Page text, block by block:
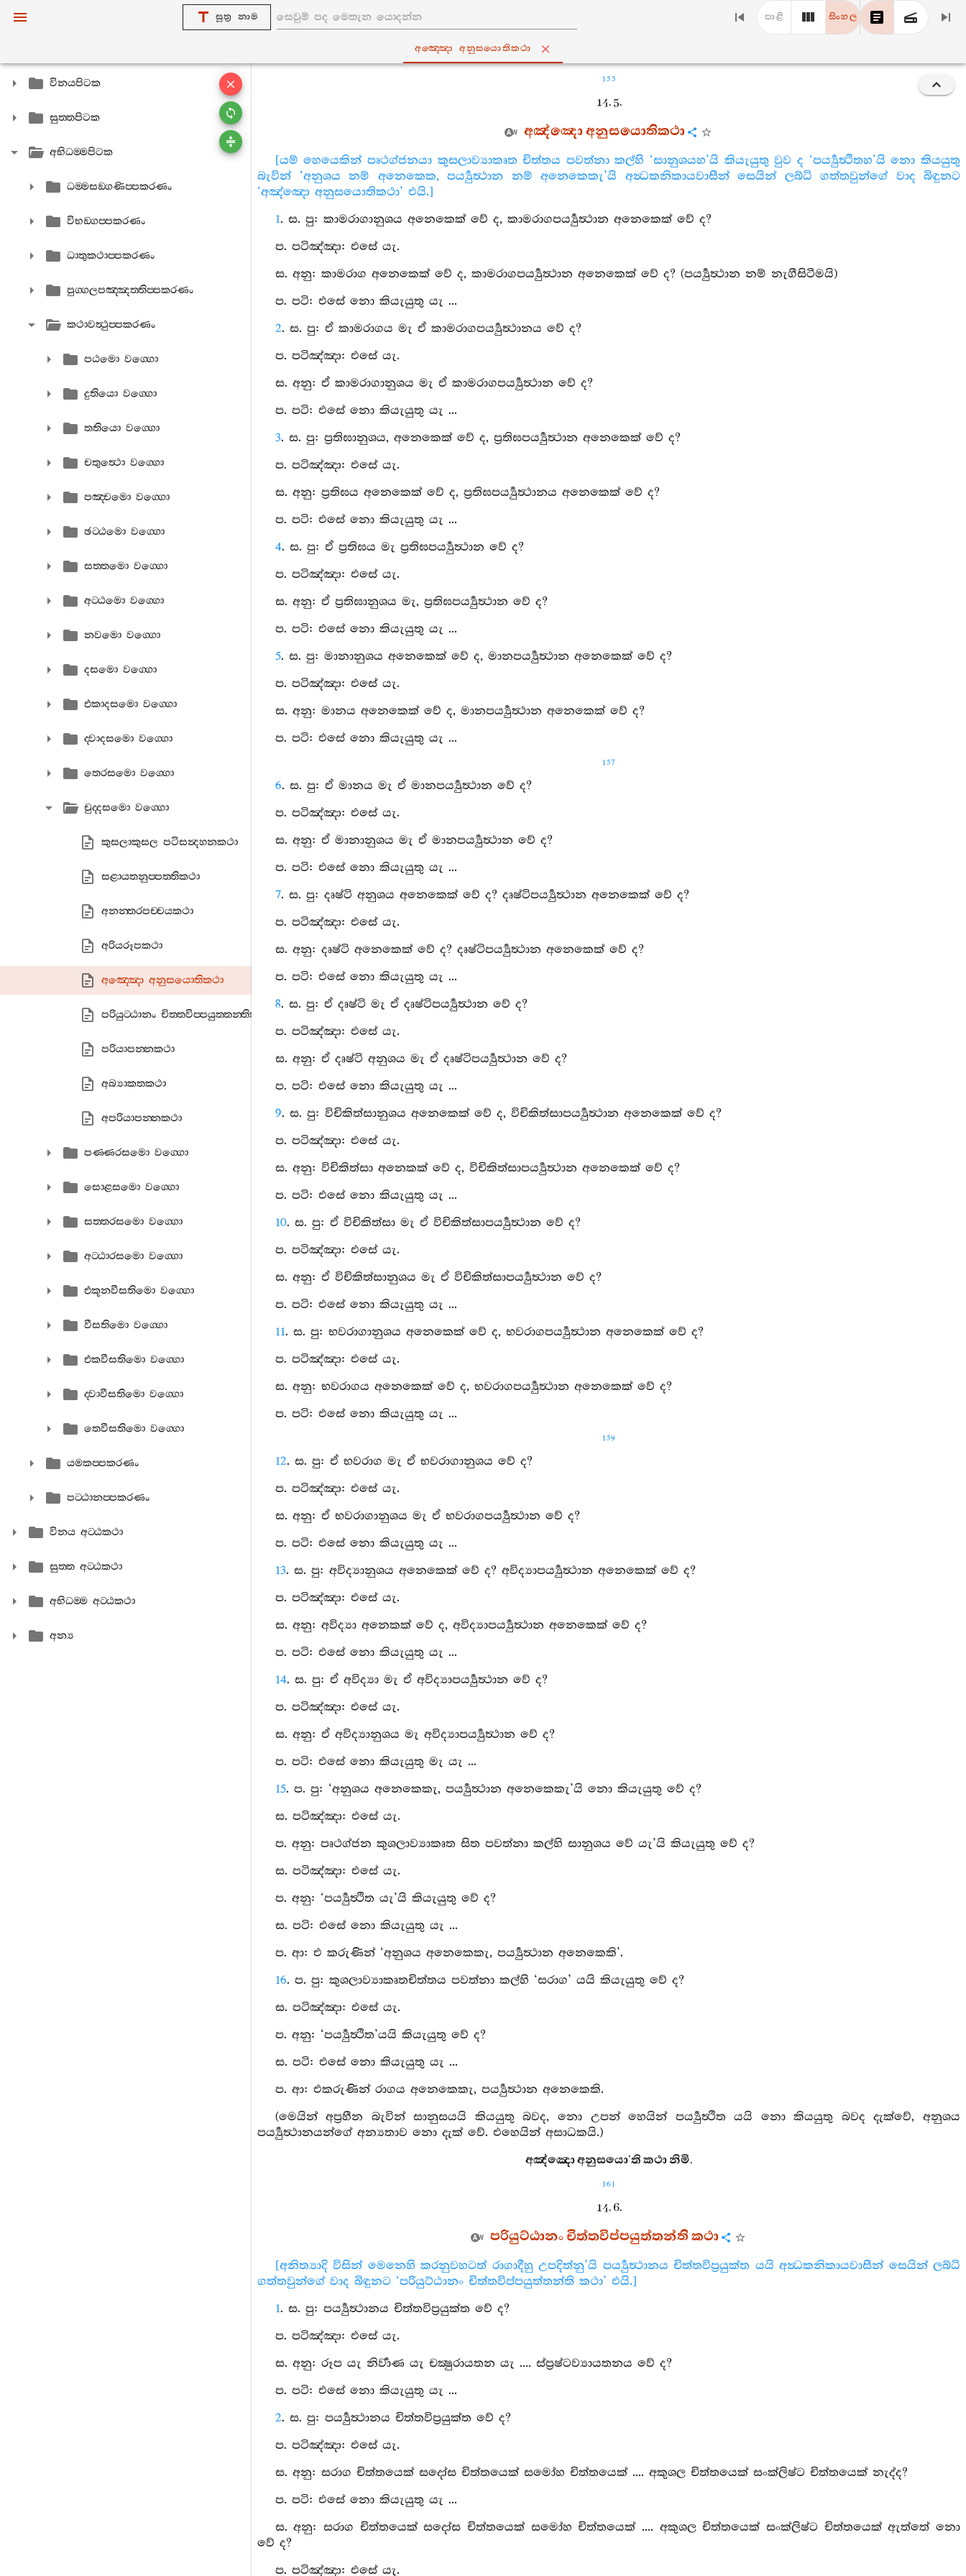
සූත්‍ර නාම පාළි සිංහල
අඤ‍්ඤො අනුසයොතිකථා
විනයපිටක
සුත‍්තපිටක
අභිධම‍්මපිටක
ධම‍්මසඞ‍්ගණිප‍්පකරණං
විභඞ‍්ගප‍්පකරණං
ධාතුකථාප‍්පකරණං
පුග‍්ගලපඤ‍්ඤත‍්තිප‍්පකරණං
කථාවත්‍ථුප‍්පකරණං
පඨමො වග‍්ගො
දුතියො වග‍්ගො
තතියො වග‍්ගො
චතුත්‍ථො වග‍්ගො
පඤ‍්චමො වග‍්ගො
ඡට‍්ඨමො වග‍්ගො
සත‍්තමො වග‍්ගො
අට‍්ඨමො වග‍්ගො
නවමො වග‍්ගො
දසමො වග‍්ගො
එකාදසමො වග‍්ගො
ද‍්වාදසමො වග‍්ගො
තෙරසමො වග‍්ගො
චුද‍්දසමො වග‍්ගො
කුසලාකුසල පටිසන්‍දහනකථා
සළායතනුප‍්පත‍්තිකථා
අනන‍්තරපච‍්චයකථා
අරියරූපකථා
අඤ‍්ඤො අනුසයොතිකථා
පරියුට‍්ඨානං චිත‍්තවිප‍්පයුත‍්තන‍්තිකථා
පරියාපන‍්නකථා
අබ්‍යාකතකථා
අපරියාපන‍්නකථා
පණ‍්ණරසමො වග‍්ගො
සොළසමො වග‍්ගො
සත‍්තරසමො වග‍්ගො
අට‍්ඨාරසමො වග‍්ගො
එකූනවීසතිමො වග‍්ගො
වීසතිමො වග‍්ගො
එකවීසතිමො වග‍්ගො
ද‍්වාවීසතිමො වග‍්ගො
තෙවීසතිමො වග‍්ගො
යමකප‍්පකරණං
පට‍්ඨානප‍්පකරණං
විනය අට‍්ඨකථා
සුත‍්ත අට‍්ඨකථා
අභිධම‍්ම අට‍්ඨකථා
අන්‍ය
155
14. 5.
අඤ්ඤො අනුසයොතිකථා
[යම් හෙයෙකින් පෘථග්ජනයා කුසලාව්‍යාකෘත චිත්තය පවත්නා කල්හි ‘සානුශයහ’යි කියැයුතු වුව ද ‘පර්‍ය්‍යුත්‍ථිතහ’යි නො කියයුතු
බැවින් ‘අනුශය නම් අනෙකෙක, පර්‍ය්‍යුත්‍ථාන නම් අනෙකෙකැ’යි අන්‍ධකනිකායවාසීන් සෙයින් ලබ්ධි ගත්තවුන්ගේ වාද බිඳුනට
‘අඤ්ඤො අනුසයොතිකථා’ එයි.]
1. ස. පු: කාමරාගානුශය අනෙකෙක් වේ ද, කාමරාගපර්‍ය්‍යුත්‍ථාන අනෙකෙක් වේ ද?
ප. පටිඤ්‍ඤා: එසේ යැ.
ස. අනු: කාමරාග අනෙකෙක් වේ ද, කාමරාගපර්‍ය්‍යුත්‍ථාන අනෙකෙක් වේ ද? (පර්‍ය්‍යුත්‍ථාන නම් නැගීසිටීමයි)
ප. පටි: එසේ නො කියැයුතු යැ ...
2. ස. පු: ඒ කාමරාගය මැ ඒ කාමරාගපර්‍ය්‍යුත්‍ථානය වේ ද?
ප. පටිඤ්‍ඤා: එසේ යැ.
ස. අනු: ඒ කාමරාගානුශය මැ ඒ කාමරාගපර්‍ය්‍යුත්‍ථාන වේ ද?
ප. පටි: එසේ නො කියැයුතු යැ ...
3. ස. පු: ප්‍රතිඝානුශය, අනෙකෙක් වේ ද, ප්‍රතිඝපර්‍ය්‍යුත්‍ථාන අනෙකෙක් වේ ද?
ප. පටිඤ්‍ඤා: එසේ යැ.
ස. අනු: ප්‍රතිඝය අනෙකෙක් වේ ද, ප්‍රතිඝපර්‍ය්‍යුත්‍ථානය අනෙකෙක් වේ ද?
ප. පටි: එසේ නො කියැයුතු යැ ...
4. ස. පු: ඒ ප්‍රතිඝය මැ ප්‍රතිඝපර්‍ය්‍යුත්‍ථාන වේ ද?
ප. පටිඤ්‍ඤා: එසේ යැ.
ස. අනු: ඒ ප්‍රතිඝානුශය මැ, ප්‍රතිඝපර්‍ය්‍යුත්‍ථාන වේ ද?
ප. පටි: එසේ නො කියැයුතු යැ ...
5. ස. පු: මානානුශය අනෙකෙක් වේ ද, මානපර්‍ය්‍යුත්‍ථාන අනෙකෙක් වේ ද?
ප. පටිඤ්‍ඤා: එසේ යැ.
ස. අනු: මානය අනෙකෙක් වේ ද, මානපර්‍ය්‍යුත්‍ථාන අනෙකෙක් වේ ද?
ප. පටි: එසේ නො කියැයුතු යැ ...
157
6. ස. පු: ඒ මානය මැ ඒ මානපර්‍ය්‍යුත්‍ථාන වේ ද?
ප. පටිඤ්‍ඤා: එසේ යැ.
ස. අනු: ඒ මානානුශය මැ ඒ මානපර්‍ය්‍යුත්‍ථාන වේ ද?
ප. පටි: එසේ නො කියැයුතු යැ ...
7. ස. පු: දෘෂ්ටි අනුශය අනෙකෙක් වේ ද? දෘෂ්ටිපර්‍ය්‍යුත්‍ථාන අනෙකෙක් වේ ද?
ප. පටිඤ්‍ඤා: එසේ යැ.
ස. අනු: දෘෂ්ටි අනෙකෙක් වේ ද? දෘෂ්ටිපර්‍ය්‍යුත්‍ථාන අනෙකෙක් වේ ද?
ප. පටි: එසේ නො කියැයුතු යැ ...
8. ස. පු: ඒ දෘෂ්ටි මැ ඒ දෘෂ්ටිපර්‍ය්‍යුත්‍ථාන වේ ද?
ප. පටිඤ්‍ඤා: එසේ යැ.
ස. අනු: ඒ දෘෂ්ටි අනුශය මැ ඒ දෘෂ්ටිපර්‍ය්‍යුත්‍ථාන වේ ද?
ප. පටි: එසේ නො කියැයුතු යැ ...
9. ස. පු: විචිකිත්සානුශය අනෙකෙක් වේ ද, විචිකිත්සාපර්‍ය්‍යුත්‍ථාන අනෙකෙක් වේ ද?
ප. පටිඤ්‍ඤා: එසේ යැ.
ස. අනු: විචිකිත්සා අනෙකක් වේ ද, විචිකිත්සාපර්‍ය්‍යුත්‍ථාන අනෙකෙක් වේ ද?
ප. පටි: එසේ නො කියැයුතු යැ ...
10. ස. පු: ඒ විචිකිත්සා මැ ඒ විචිකිත්සාපර්‍ය්‍යුත්‍ථාන වේ ද?
ප. පටිඤ්‍ඤා: එසේ යැ.
ස. අනු: ඒ විචිකිත්සානුශය මැ ඒ විචිකිත්සාපර්‍ය්‍යුත්‍ථාන වේ ද?
ප. පටි: එසේ නො කියැයුතු යැ ...
11. ස. පු: භවරාගානුශය අනෙකෙක් වේ ද, භවරාගපර්‍ය්‍යුත්‍ථාන අනෙකෙක් වේ ද?
ප. පටිඤ්‍ඤා: එසේ යැ.
ස. අනු: භවරාගය අනෙකෙක් වේ ද, භවරාගපර්‍ය්‍යුත්‍ථාන අනෙකෙක් වේ ද?
ප. පටි: එසේ නො කියැයුතු යැ ...
159
12. ස. පු: ඒ භවරාග මැ ඒ භවරාගානුශය වේ ද?
ප. පටිඤ්‍ඤා: එසේ යැ.
ස. අනු: ඒ භවරාගානුශය මැ ඒ භවරාගපර්‍ය්‍යුත්‍ථාන වේ ද?
ප. පටි: එසේ නො කියැයුතු යැ ...
13. ස. පු: අවිද්‍යානුශය අනෙකෙක් වේ ද? අවිද්‍යාපර්‍ය්‍යුත්‍ථාන අනෙකෙක් වේ ද?
ප. පටිඤ්‍ඤා: එසේ යැ.
ස. අනු: අවිද්‍යා අනෙකක් වේ ද, අවිද්‍යාපර්‍ය්‍යුත්‍ථාන අනෙකෙක් වේ ද?
ප. පටි: එසේ නො කියැයුතු යැ ...
14. ස. පු: ඒ අවිද්‍යා මැ ඒ අවිද්‍යාපර්‍ය්‍යුත්‍ථාන වේ ද?
ප. පටිඤ්‍ඤා: එසේ යැ.
ස. අනු: ඒ අවිද්‍යානුශය මැ අවිද්‍යාපර්‍ය්‍යුත්‍ථාන වේ ද?
ප. පටි: එසේ නො කියැයුතු මැ යැ ...
15. ප. පු: ‘අනුශය අනෙකෙකැ, පර්‍ය්‍යුත්‍ථාන අනෙකෙකැ’යි නො කියැයුතු වේ ද?
ස. පටිඤ්‍ඤා: එසේ යැ.
ප. අනු: පෘථග්ජන කුශලාව්‍යාකෘත සිත පවත්නා කල්හි සානුශය වේ යැ’යි කියැයුතු වේ ද?
ස. පටිඤ්‍ඤා: එසේ යැ.
ප. අනු: ‘පර්‍ය්‍යුත්‍ථිත යැ’යි කියැයුතු වේ ද?
ස. පටි: එසේ නො කියැයුතු යැ ...
ප. ආ: එ කරුණින් ‘අනුශය අනෙකෙකැ, පර්‍ය්‍යුත්‍ථාන අනෙකෙකි’.
16. ප. පු: කුශලාව්‍යාකෘතචිත්තය පවත්නා කල්හි ‘සරාග’ යයි කියැයුතු වේ ද?
ස. පටිඤ්‍ඤා: එසේ යැ.
ප. අනු: ‘පර්‍ය්‍යුත්‍ථිත’යයි කියැයුතු වේ ද?
ස. පටි: එසේ නො කියැයුතු යැ ...
ප. ආ: එකරුණින් රාගය අනෙකෙකැ, පර්‍ය්‍යුත්‍ථාන අනෙකෙකි.
(මෙයින් අප්‍රහීන බැවින් සානුසයයි කියයුතු බවද, නො උපන් හෙයින් පර්‍ය්‍යුත්‍ථිත යයි නො කියයුතු බවද දැක්වේ, අනුශය
පර්‍ය්‍යුත්‍ථානයන්ගේ අන්‍යතාව නො දැක් වේ. එහෙයින් අසාධකයි.)
අඤ්ඤො අනුසයො’ති කථා නිමි.
161
14. 6.
පරියුට්ඨානං චිත්තවිප්පයුත්තන්ති කථා
[අනිත්‍යාදි විසින් මෙනෙහි කරනුවහටත් රාගාදීහු උපදිත්නු’යි පර්‍ය්‍යුත්‍ථානය චිත්තවිප්‍රයුක්ත යයි අන්‍ධකනිකායවාසීන් සෙයින් ලබ්ධි
ගත්තවුන්ගේ වාද බිඳුනට ‘පරියුට්ඨානං චිත්තවිප්පයුත්තන්ති කථා’ එයි.]
1. ස. පු: පර්‍ය්‍යුත්‍ථානය චිත්තවිප්‍රයුක්ත වේ ද?
ප. පටිඤ්‍ඤා: එසේ යැ.
ස. අනු: රූප යැ නිර්‍වාණ යැ චක්‍ෂුරායතන යැ .... ස්ප්‍රෂ්ටව්‍යායතනය වේ ද?
ප. පටි: එසේ නො කියැයුතු යැ ...
2. ස. පු: පර්‍ය්‍යුත්‍ථානය චිත්තවිප්‍රයුක්ත වේ ද?
ප. පටිඤ්‍ඤා: එසේ යැ.
ස. අනු: සරාග චිත්තයෙක් සදෝස චිත්තයෙක් සමෝහ චිත්තයෙක් .... අකුශල චිත්තයෙක් සංක්ලිෂ්ට චිත්තයෙක් නැද්ද?
ප. පටි: එසේ නො කියැයුතු යැ ...
ස. අනු: සරාග චිත්තයෙක් සදෝස චිත්තයෙක් සමෝහ චිත්තයෙක් .... අකුශල චිත්තයෙක් සංක්ලිෂ්ට චිත්තයෙක් ඇත්තේ නො
වේ ද?
ප. පටිඤ්‍ඤා: එසේ යැ.